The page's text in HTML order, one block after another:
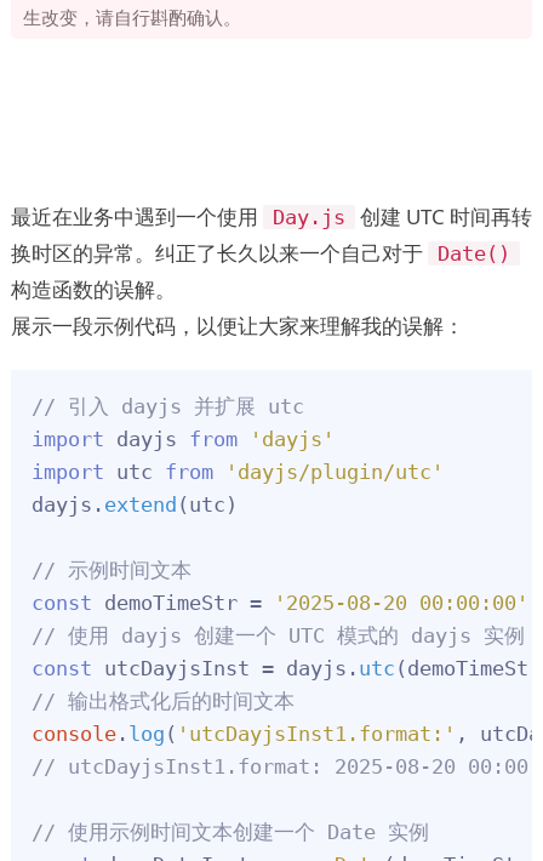
生改变，请自行斟酌确认。
最近在业务中遇到一个使用 Day.js
创建 UTC 时间再转
换时区的异常。纠正了长久以来一个自己对于
Date()
构造函数的误解。
展示一段示例代码，以便让大家来理解我的误解：
// 引入 dayjs 并扩展 utc
import dayjs from
'dayjs'
import utc from
'dayjs/plugin/utc'
dayjs. extend (utc)
// 示例时间文本
const demoTimeStr =
'2025-08-20 00:00:00'
// 使用 dayjs 创建一个 UTC 模式的 dayjs 实例
const utcDayjsInst = dayjs. utc
// 输出格式化后的时间文本
console. log ( 'utcDayjsInst1.format:' ,
// utcDayjsInst1.format: 2025-08-20
// 使用示例时间文本创建一个 Date 实例